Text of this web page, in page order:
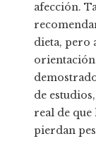
afección.
dieta, pero
de
real de que
pierdan